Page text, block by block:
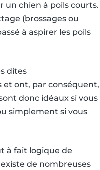
un chien à poils courts.
(brossages ou
à aspirer les poils
dites
et ont, par conséquent,
donc idéaux si vous
simplement si vous
à fait logique de
de nombreuses